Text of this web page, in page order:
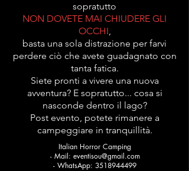
sopratutto
NON DOVETE MAI CHIUDERE GLI
OCCHI,
basta una sola distrazione per farvi
perdere ciò che avete guadagnato con
tanta fatica.
Siete pronti a vivere una nuova
avventura? E sopratutto... cosa si
nasconde dentro il lago?
Post evento, potete rimanere a
campeggiare in tranquillità.
Italian Horror Camping
- Mail: eventisou@gmail.com
- WhatsApp: 3518944499